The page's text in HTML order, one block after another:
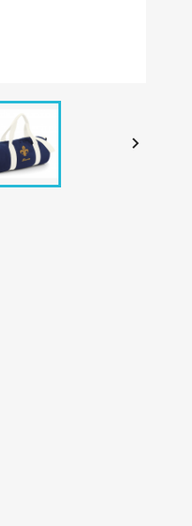
